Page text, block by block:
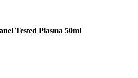
Tested Plasma 50ml